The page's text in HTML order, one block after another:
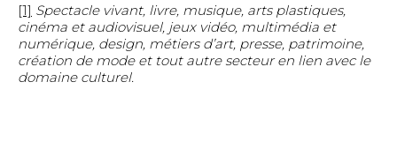
[1] Spectacle vivant, livre, musique, arts plastiques,
cinéma et audiovisuel, jeux vidéo, multimédia et
numérique, design, métiers d’art, presse, patrimoine,
création de mode et tout autre secteur en lien avec le
domaine culturel.